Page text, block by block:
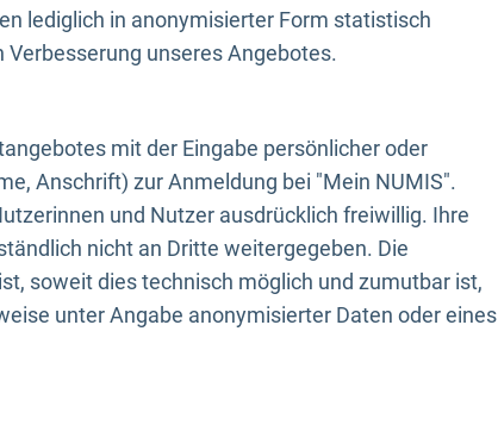
lediglich in anonymisierter Form statistisch
unseres Angebotes.
mit der Eingabe persönlicher oder
Anschrift) zur Anmeldung bei "Mein NUMIS".
und Nutzer ausdrücklich freiwillig. Ihre
nicht an Dritte weitergegeben. Die
soweit dies technisch möglich und zumutbar ist,
unter Angabe anonymisierter Daten oder eines